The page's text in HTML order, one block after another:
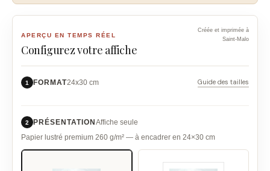
APERÇU EN TEMPS RÉEL
Configurez votre affiche
Créée et imprimée à
Saint-Malo
1 FORMAT24x30 cm Guide des tailles
2 PRÉSENTATION Affiche seule
Papier lustré premium 260 g/m² — à encadrer en 24×30 cm